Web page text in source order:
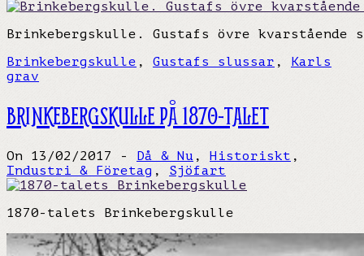
Brinkebergskulle. Gustafs övre kvarstående
Brinkebergskulle , Gustafs slussar , Karls
grav
BRINKEBERGSKULLE PÅ 1870-TALET
On 13/02/2017 - Då & Nu , Historiskt ,
Industri & Företag , Sjöfart
1870-talets Brinkebergskulle